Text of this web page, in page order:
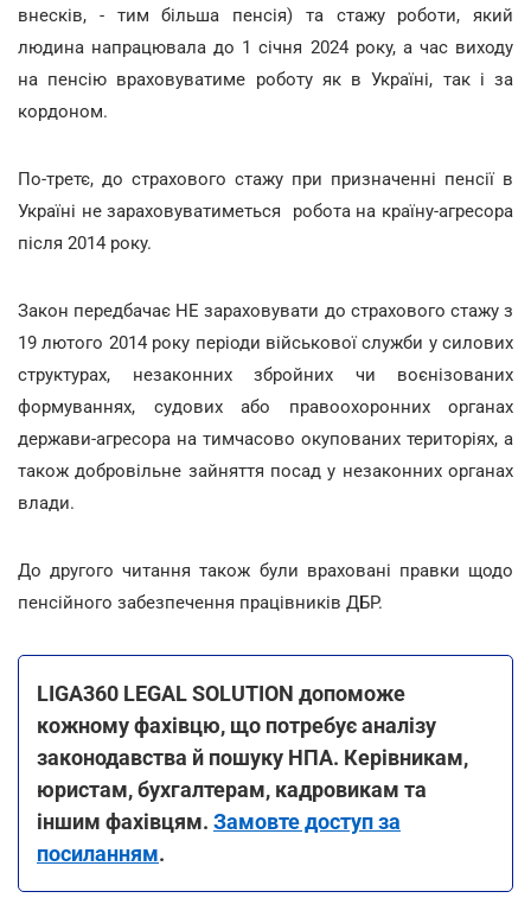
внесків, - тим більша пенсія) та стажу роботи, який
людина напрацювала до 1 січня 2024 року, а час виходу
на пенсію враховуватиме роботу як в Україні, так і за
кордоном.
По-третє, до страхового стажу при призначенні пенсії в
Україні не зараховуватиметься робота на країну-агресора
після 2014 року.
Закон передбачає НЕ зараховувати до страхового стажу з
19 лютого 2014 року періоди військової служби у силових
структурах, незаконних збройних чи воєнізованих
формуваннях, судових або правоохоронних органах
держави-агресора на тимчасово окупованих територіях, а
також добровільне зайняття посад у незаконних органах
влади.
До другого читання також були враховані правки щодо
пенсійного забезпечення працівників ДБР.
LIGA360 LEGAL SOLUTION допоможе
кожному фахівцю, що потребує аналізу
законодавства й пошуку НПА. Керівникам,
юристам, бухгалтерам, кадровикам та
іншим фахівцям. Замовте доступ за
посиланням.